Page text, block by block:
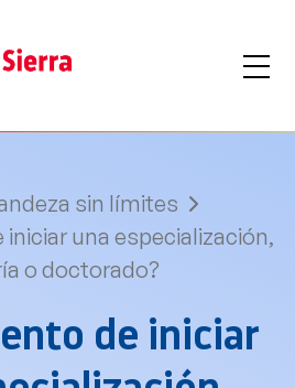
sin límites
una especialización,
o doctorado?
de iniciar